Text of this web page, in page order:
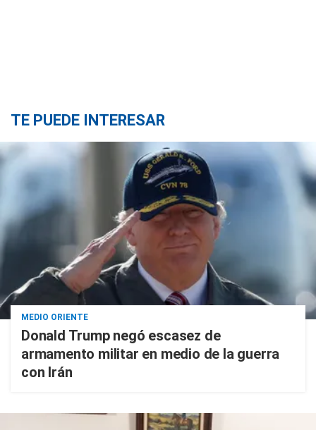
TE PUEDE INTERESAR
MEDIO ORIENTE
Donald Trump negó escasez de
armamento militar en medio de la guerra
con Irán